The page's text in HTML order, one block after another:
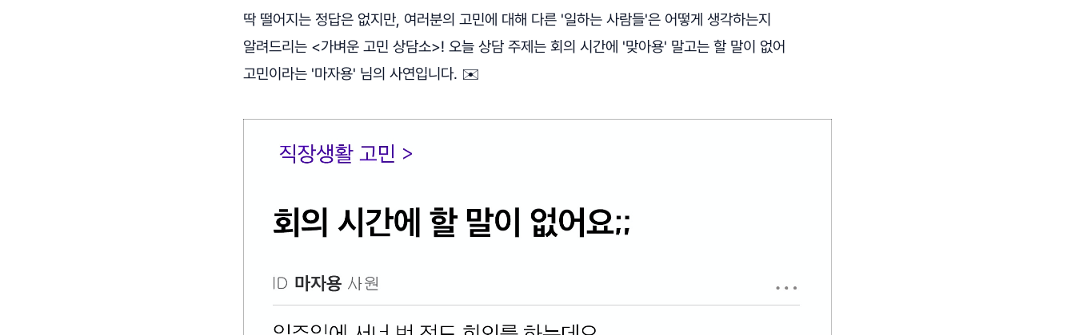
딱 떨어지는 정답은 없지만, 여러분의 고민에 대해 다른 '일하는 사람들'은 어떻게 생각하는지
알려드리는 <가벼운 고민 상담소>! 오늘 상담 주제는 회의 시간에 '맞아용' 말고는 할 말이 없어
고민이라는 '마자용' 님의 사연입니다. ✉️